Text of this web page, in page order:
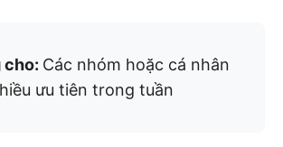
cho: Các nhóm hoặc cá nhân
ưu tiên trong tuần